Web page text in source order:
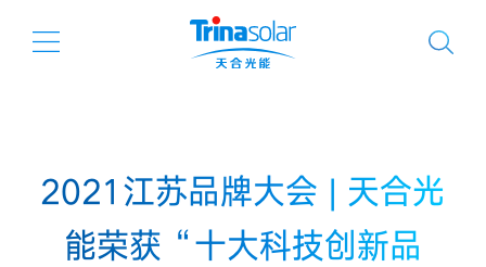
2021江苏品牌大会 | 天合光
能荣获“十大科技创新品